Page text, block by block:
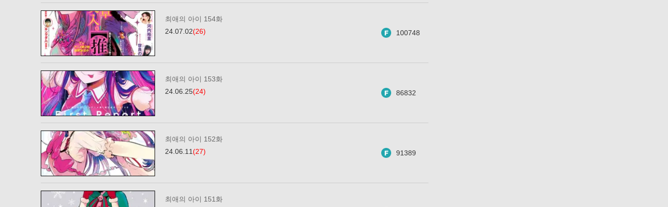
최애의 아이 154화
24.07.02(26) 100748
최애의 아이 153화
24.06.25(24) 86832
최애의 아이 152화
24.06.11(27) 91389
최애의 아이 151화